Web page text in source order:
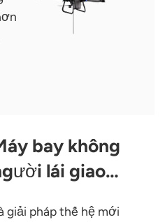
bay không
lái giao
giải pháp thế hệ mới